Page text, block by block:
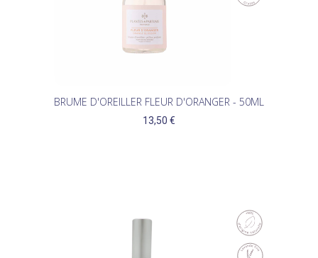
BRUME D'OREILLER FLEUR D'ORANGER - 50ML
13,50 €